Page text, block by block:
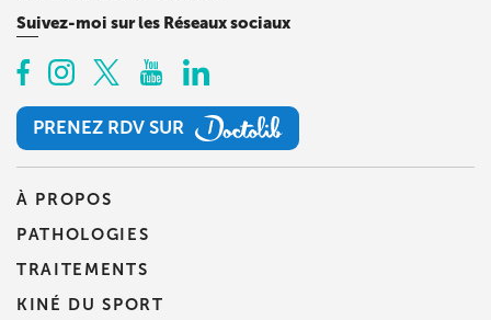
Suivez-moi sur les Réseaux sociaux
PRENEZ RDV SUR
PRENEZ RDV SUR
À PROPOS
PATHOLOGIES
TRAITEMENTS
KINÉ DU SPORT